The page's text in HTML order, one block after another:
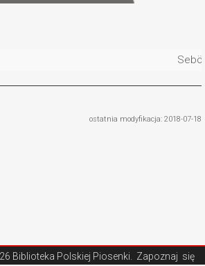
ostatnia modyfikacja: 2018-07-18
Biblioteka Polskiej Piosenki . Zapoznaj się